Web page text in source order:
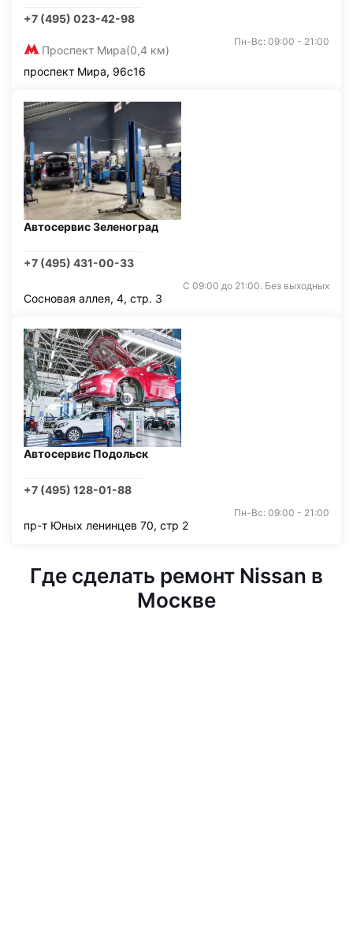
+7 (495) 023-42-98
Проспект Мира(0,4 км)
Пн-Вс: 09:00 - 21:00
проспект Мира, 96с16
Автосервис Зеленоград
+7 (495) 431-00-33
С 09:00 до 21:00. Без выходных
Сосновая аллея, 4, стр. 3
Автосервис Подольск
+7 (495) 128-01-88
Пн-Вс: 09:00 - 21:00
пр-т Юных ленинцев 70, стр 2
Где сделать ремонт Nissan в
Москве